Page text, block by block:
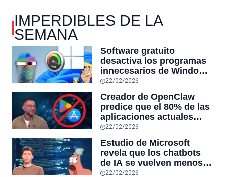
IMPERDIBLES DE LA
SEMANA
Software gratuito
desactiva los programas
innecesarios de Windows
11 y optimiza el PC,
reduciendo el uso de la
RAM y mucho más
22/02/2026
Creador de OpenClaw
predice que el 80% de las
aplicaciones actuales
desaparecerán en el
futuro: “Solo sobrevivirán
las aplicaciones con
sensores únicos o
conexiones especiales a
22/02/2026
Estudio de Microsoft
revela que los chatbots
de IA se vuelven menos
confiables mientras más
22/02/2026